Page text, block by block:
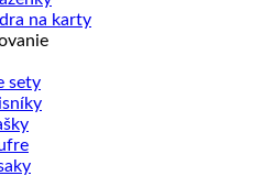
na karty
sety